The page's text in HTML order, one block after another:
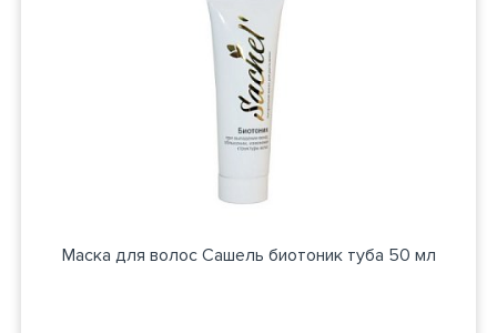
Маска для волос Сашель биотоник туба 50 мл